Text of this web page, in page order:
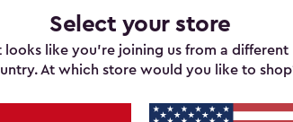
Select your store
looks like you’re joining us from a different
At which store would you like to
Descubre la solución ideal para tu
con nuestras casetas de jardín.